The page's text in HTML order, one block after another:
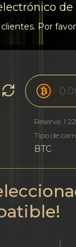
de
Por
Reserva: 1
Tipo de
BTC